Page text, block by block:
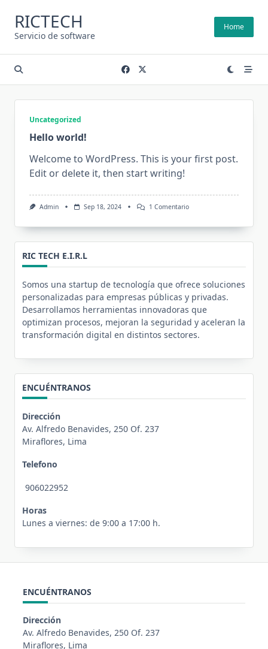
contenido
RICTECH
Servicio de software
Home
Uncategorized
Hello world!
Welcome to WordPress. This is your first post.
Edit or delete it, then start writing!
Admin Sep 18, 2024 1 ComentarioEn
RIC TECH E.I.R.L
Somos una startup de tecnología que ofrece soluciones
personalizadas para empresas públicas y privadas.
Desarrollamos herramientas innovadoras que
optimizan procesos, mejoran la seguridad y aceleran la
transformación digital en distintos sectores.
ENCUÉNTRANOS
Dirección
Av. Alfredo Benavides, 250 Of. 237
Miraflores, Lima
Telefono
906022952
Horas
Lunes a viernes: de 9:00 a 17:00 h.
ENCUÉNTRANOS
Dirección
Av. Alfredo Benavides, 250 Of. 237
Miraflores, Lima